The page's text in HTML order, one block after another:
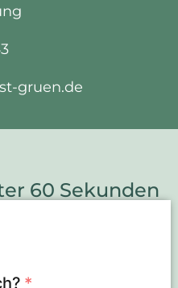
gruen.de
60 Sekunden
*